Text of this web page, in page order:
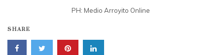
PH: Medio Arroyito Online
SHARE